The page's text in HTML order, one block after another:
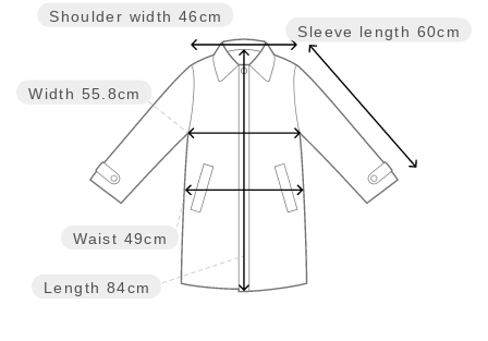
Sleeve length 60cm
Length 84cm
Waist 49cm
Width 55.8cm
Shoulder width 46cm